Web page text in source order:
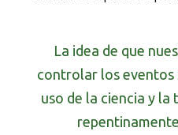
La idea de que
controlar los eventos
uso de la ciencia y